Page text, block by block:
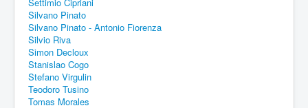
Silvano Pinato
Silvano Pinato - Antonio Fiorenza
Silvio Riva
Simon Decloux
Stanislao Cogo
Stefano Virgulin
Teodoro Tusino
Tomas Morales